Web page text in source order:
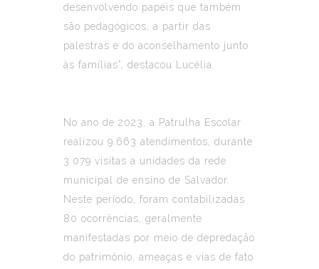
desenvolvendo papéis que também
são pedagógicos, a partir das
palestras e do aconselhamento junto
às famílias”, destacou Lucélia.
No ano de 2023, a Patrulha Escolar
realizou 9.663 atendimentos, durante
3.079 visitas a unidades da rede
municipal de ensino de Salvador.
Neste período, foram contabilizadas
80 ocorrências, geralmente
manifestadas por meio de depredação
do patrimônio, ameaças e vias de fato